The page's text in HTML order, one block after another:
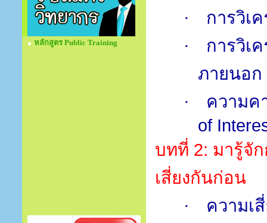
หลักสูตร Public Training
· การวิเ
·
การวิเ
ภายนอก
·
ความค
of
บทที่ 2: มารู้จั
เสี่ยงกันก่อน
· ความเ